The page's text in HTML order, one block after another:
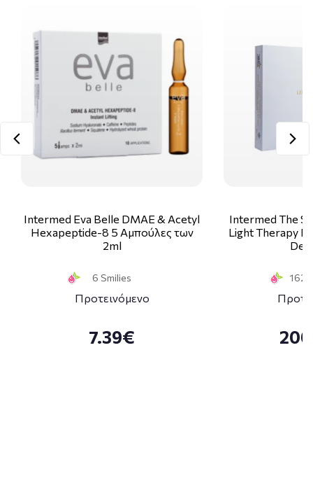
Intermed Eva Belle DMAE & Acetyl
Hexapeptide-8 5 Αμπούλες των
2ml
6 Smilies
Προτεινόμενο
7.39€
Intermed The
Light Therapy
162